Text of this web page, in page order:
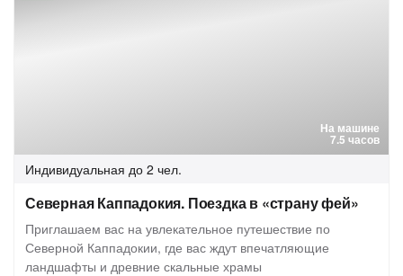
На машине
7.5 часов
Индивидуальная до 2 чел.
Северная Каппадокия. Поездка в «страну фей»
Приглашаем вас на увлекательное путешествие по
Северной Каппадокии, где вас ждут впечатляющие
ландшафты и древние скальные храмы